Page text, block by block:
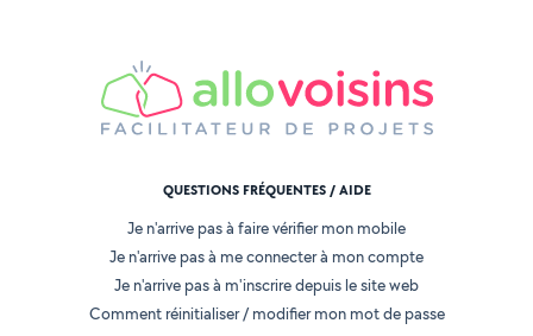
QUESTIONS FRÉQUENTES / AIDE
Je n'arrive pas à faire vérifier mon mobile
Je n'arrive pas à me connecter à mon compte
Je n'arrive pas à m'inscrire depuis le site web
Comment réinitialiser / modifier mon mot de passe